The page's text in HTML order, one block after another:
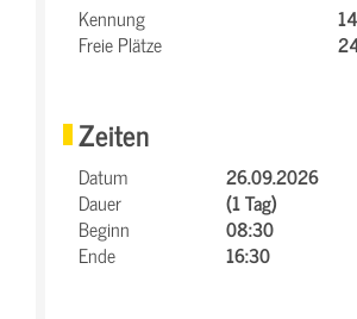
Kennung
Freie Plätze
Zeiten
Datum
26.09.2026
Dauer
(1 Tag)
Beginn
08:30
Ende
16:30